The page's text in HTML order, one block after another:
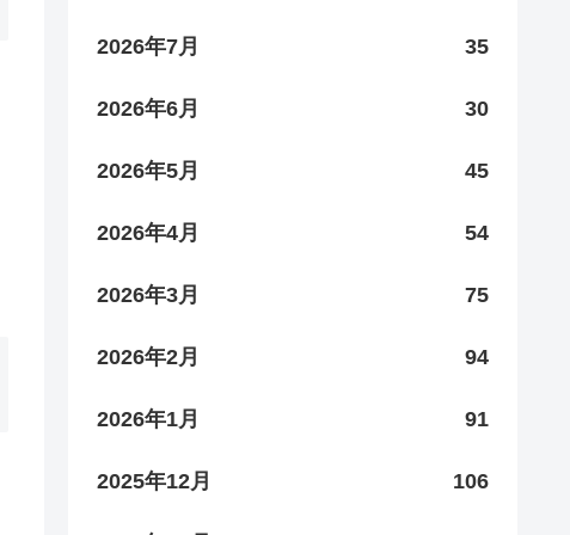
2026年7月 35
2026年6月 30
2026年5月 45
2026年4月 54
2026年3月 75
2026年2月 94
2026年1月 91
2025年12月 106